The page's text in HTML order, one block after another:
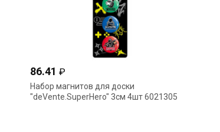
86.41 ₽
Набор магнитов для доски
"deVente.SuperHero" 3см 4шт 6021305